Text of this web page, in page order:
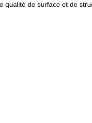
qualité de surface et de